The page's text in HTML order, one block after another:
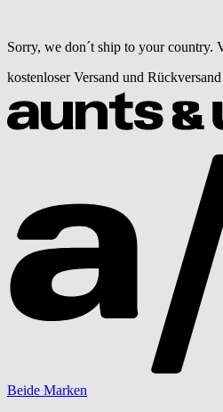
Sorry, we don´t ship to your country.
kostenloser Versand und
Beide Marken